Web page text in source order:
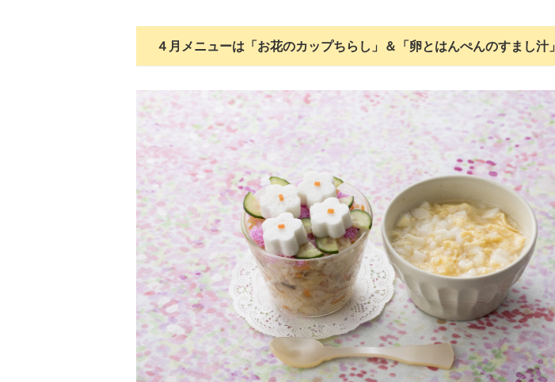
４月メニューは「お花のカップちらし」＆「卵とはんぺんのすまし汁」